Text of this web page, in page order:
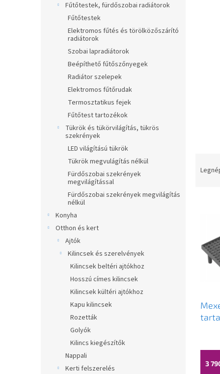
Fűtőtestek, fürdőszobai radiátorok
Fűtőtestek
Elektromos fűtés és törölközőszárító
radiátorok
Szobai lapradiátorok
Beépíthető fűtőszőnyegek
Radiátor szelepek
Elektromos fűtőrudak
Termosztatikus fejek
Fűtőtest tartozékok
Tükrök és tükörvilágítás, tükrös
szekrények
LED világítású tükrök
Tükrök megvulágítás nélkül
Fürdőszobai szekrények
megvilágítással
Fürdőszobai szekrények megvilágítás
nélkül
Konyha
Otthon és kert
Ajtók
Kilincsek és szerelvények
Kilincsek beltéri ajtókhoz
Hosszú címes kilincsek
Kilincsek kültéri ajtókhoz
Kapu kilincsek
Rozetták
Golyók
Kilincs kiegészítők
Nappali
Kerti felszerelés
3